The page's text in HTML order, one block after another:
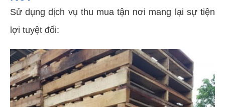
Sử dụng dịch vụ thu mua tận nơi mang lại sự tiện
lợi tuyệt đối: